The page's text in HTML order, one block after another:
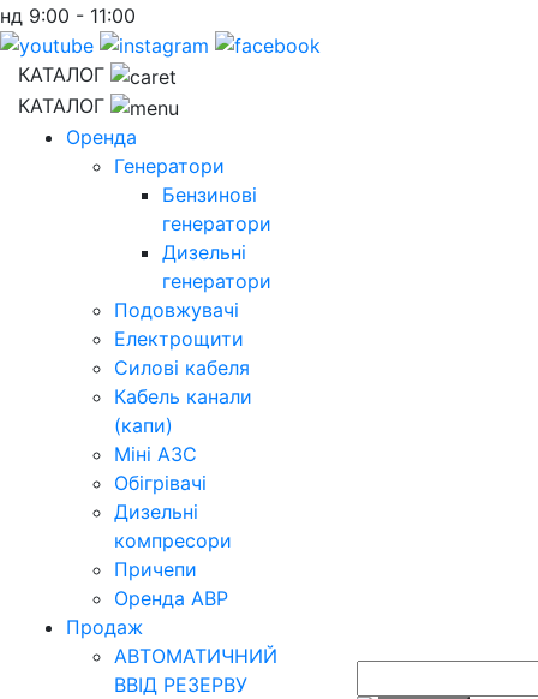
нд 9:00 - 11:00
КАТАЛОГ
КАТАЛОГ
Оренда
Генератори
Бензинові
генератори
Дизельні
генератори
Подовжувачі
Електрощити
Силові кабеля
Кабель канали
(капи)
Міні АЗС
Обігрівачі
Дизельні
компресори
Причепи
Оренда АВР
Продаж
АВТОМАТИЧНИЙ
ВВІД РЕЗЕРВУ